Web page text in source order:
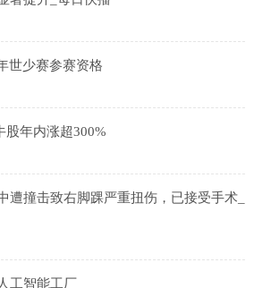
世少赛参赛资格
股年内涨超300%
遭撞击致右脚踝严重扭伤，已接受手术_
工智能工厂